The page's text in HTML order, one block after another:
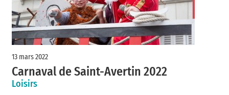
13 mars 2022
Carnaval de Saint-Avertin 2022
Loisirs